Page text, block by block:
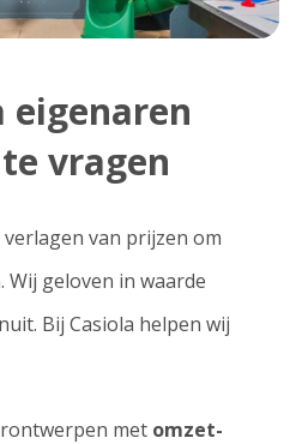
eigenaren
vragen
van prijzen om
Wij geloven in waarde
Bij Casiola helpen wij
met omzet-